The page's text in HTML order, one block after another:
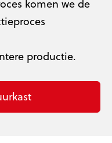
komen we de
productie.